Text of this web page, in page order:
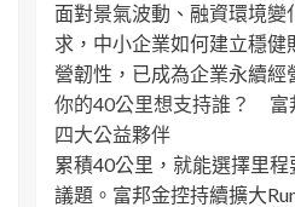
面對景氣波動、融資環境變
求，中小企業如何建立穩健
營韌性，已成為企業永續經
你的40公里想支持誰？ 富
四大公益夥伴
累積40公里，就能選擇里
議題。富邦金控持續擴大